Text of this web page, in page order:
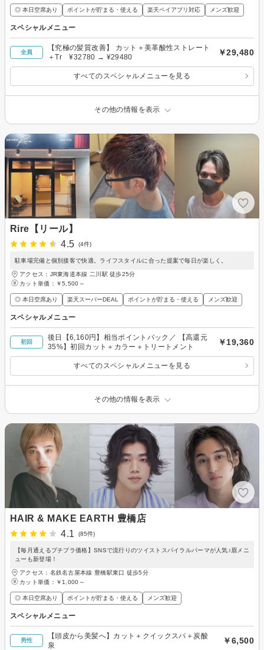
◎ 本日空席あり ポイントが貯まる・使える 楽天ペイアプリ対応 メンズ歓迎
スペシャルメニュー
全員
【究極の髪質改善】 カット＋美革酸性ストレート
＋Tr ¥32780 → ¥29480
￥29,480
すべてのスペシャルメニューを見る
その他の情報を表示
Rire【リール】
4.5
(4件)
駐車場完備と個別接客で快適。ライフスタイルに合った提案で毎日が楽しく。
アクセス：JR東海道本線 二川駅 徒歩25分
カット単価： ￥5,500～
◎ 本日空席あり 楽天スーパーDEAL ポイントが貯まる・使える メンズ歓迎
スペシャルメニュー
初回
後日【6,160円】相当ポイントバック／ 【高還元
35%】初回カット＋カラー＋トリートメント
￥19,360
すべてのスペシャルメニューを見る
その他の情報を表示
HAIR & MAKE EARTH 豊橋店
4.1
(85件)
【毎月通えるプチプラ価格】SNSで流行りのツイストスパイラルパーマが人気♪眉メニ
ューも新登場！
アクセス：名鉄名古屋本線 豊橋駅東口 徒歩5分
カット単価： ￥1,000～
◎ 本日空席あり ポイントが貯まる・使える メンズ歓迎
スペシャルメニュー
男性
【頭皮から美髪へ】カット＋クイックスパ＋炭酸
泉
￥6,500